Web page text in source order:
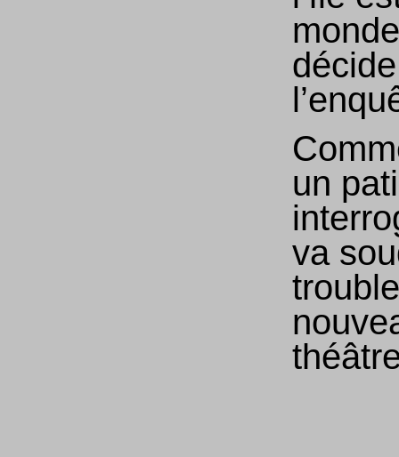
un
va